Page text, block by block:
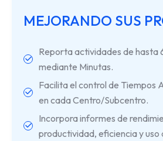
MEJORANDO SUS
Reporta actividades de hasta
mediante Minutas.
Facilita el control de Tiempos
en cada Centro/Subcentro.
Incorpora informes de
productividad, eficiencia y uso